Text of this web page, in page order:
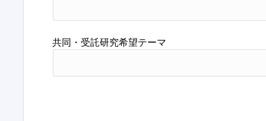
共同・受託研究希望テーマ